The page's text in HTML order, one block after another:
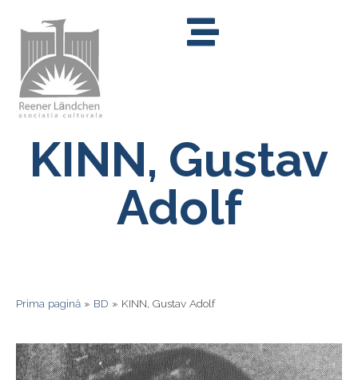
KINN, Gustav
Adolf
Prima pagină » BD » KINN, Gustav Adolf